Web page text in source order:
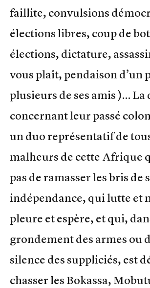
faillite, convulsions
élections libres, coup de
élections, dictature,
vous plaît, pendaison d’un
plusieurs de ses amis )…
concernant leur passé
un duo représentatif de
malheurs de cette Afrique
pas de ramasser les bris de
indépendance, qui lutte et
pleure et espère, et qui,
grondement des armes ou
silence des suppliciés, est
chasser les Bokassa,